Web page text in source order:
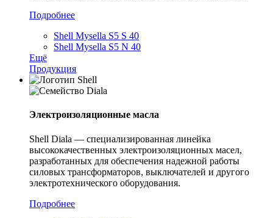
Подробнее
Shell Mysella S5 S 40
Shell Mysella S5 N 40
Ещё
Продукция
Электроизоляционные масла
Shell Diala — специализированная линейка
высококачественных электроизоляционных масел,
разработанных для обеспечения надежной работы
силовых трансформаторов, выключателей и другого
электротехнического оборудования.
Подробнее